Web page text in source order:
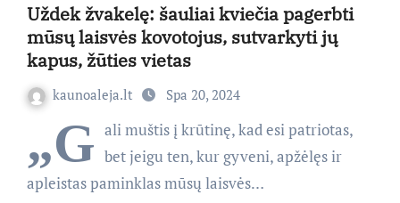
Uždek žvakelę: šauliai kviečia pagerbti
mūsų laisvės kovotojus, sutvarkyti jų
kapus, žūties vietas
kaunoaleja.lt Spa 20, 2024
„G ali muštis į krūtinę, kad esi patriotas,
bet jeigu ten, kur gyveni, apžėlęs ir
apleistas paminklas mūsų laisvės…